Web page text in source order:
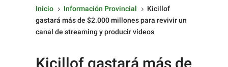
Inicio 5 Información Provincial 5 Kicillof
gastará más de $2.000 millones para revivir un
canal de streaming y producir videos
Kicillof gastará más de